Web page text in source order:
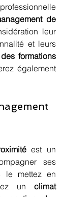
de
leur
et leurs
formations
également
est un
ses
le mettez en
un climat